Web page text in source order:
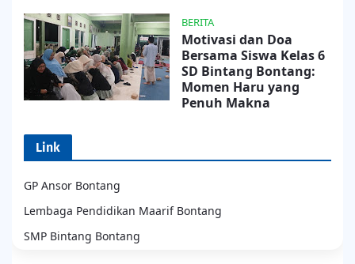
BERITA
Motivasi dan Doa
Bersama Siswa Kelas 6
SD Bintang Bontang:
Momen Haru yang
Penuh Makna
Link
GP Ansor Bontang
Lembaga Pendidikan Maarif Bontang
SMP Bintang Bontang